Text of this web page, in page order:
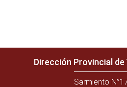
Dirección Provincial
Sarmiento